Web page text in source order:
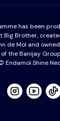
has been
Big Brother,
de Mol and
the Banijay
Endamol Shine